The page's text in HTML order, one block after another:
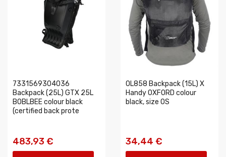
7331569304036
Backpack (25L) GTX 25L
BOBLBEE colour black
(certified back prote
483,93 €
OL858 Backpack (15L) X
Handy OXFORD colour
black, size OS
34,44 €